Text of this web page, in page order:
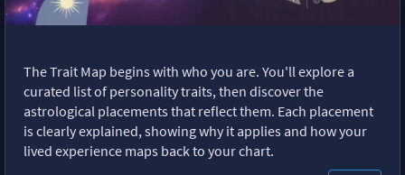
The Trait Map begins with who you are. You'll explore a
curated list of personality traits, then discover the
astrological placements that reflect them. Each placement
is clearly explained, showing why it applies and how your
lived experience maps back to your chart.